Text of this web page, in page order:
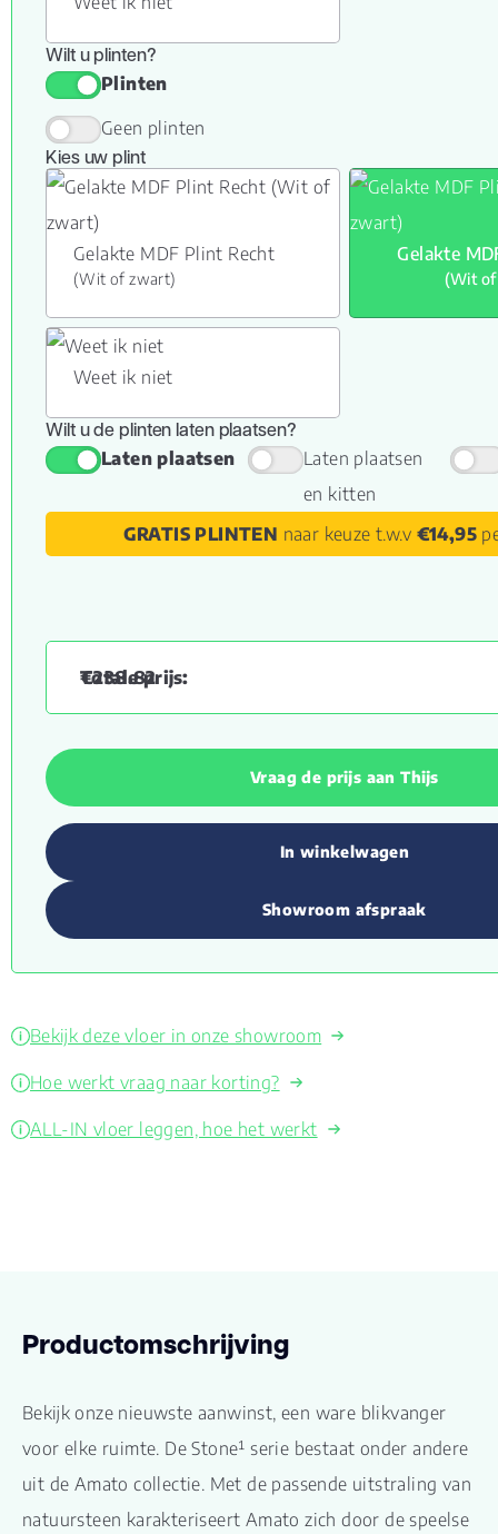
Wilt u plinten?
Plinten
Geen plinten
Kies uw plint
Gelakte MDF Plint Recht
(Wit of zwart)
Gelakte
(Wit
Weet ik niet
Wilt u de plinten laten plaatsen?
Laten plaatsen
Laten plaatsen
en kitten
GRATIS PLINTEN naar keuze t.w.v €14,95
€238.82
Vraag de prijs aan Thijs
In winkelwagen
Showroom afspraak
Bekijk deze vloer in onze showroom
Hoe werkt vraag naar korting?
ALL-IN vloer leggen, hoe het werkt
Productomschrijving
Bekijk onze nieuwste aanwinst, een ware blikvanger
voor elke ruimte. De Stone¹ serie bestaat onder andere
uit de Amato collectie. Met de passende uitstraling van
natuursteen karakteriseert Amato zich door de speelse